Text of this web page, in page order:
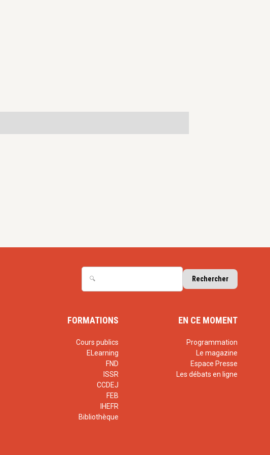
FORMATIONS
Cours publics
ELearning
FND
ISSR
CCDEJ
FEB
IHEFR
Bibliothèque
EN CE MOMENT
Programmation
Le magazine
Espace Presse
Les débats en ligne